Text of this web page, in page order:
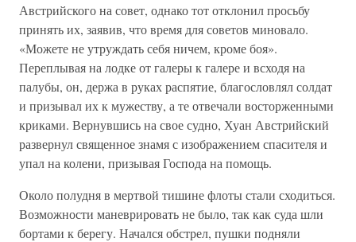
Австрийского на совет, однако тот отклонил просьбу
принять их, заявив, что время для советов миновало.
«Можете не утруждать себя ничем, кроме боя».
Переплывая на лодке от галеры к галере и всходя на
палубы, он, держа в руках распятие, благословлял солдат
и призывал их к мужеству, а те отвечали восторженными
криками. Вернувшись на свое судно, Хуан Австрийский
развернул священное знамя с изображением спасителя и
упал на колени, призывая Господа на помощь.
Около полудня в мертвой тишине флоты стали сходиться.
Возможности маневрировать не было, так как суда шли
бортами к берегу. Начался обстрел, пушки подняли